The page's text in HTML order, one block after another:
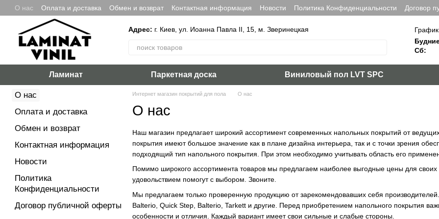
Перейти к основному контенту
О нас Оплата и доставка Обмен и возврат Контактная информация Новости Политика Конфиденциальности Договор
Адрес: г. Киев, ул. Иоанна Павла ІІ, 15, м. Зверинецкая
Сб:
Ламинат Паркетная доска Виниловый пол LVT SPC
Интернет магазин покрытий для пола О нас
О нас
Наш магазин предлагает широкий ассортимент современных напольных покрытий от
покрытия имеют большое значение как в плане дизайна интерьера, так и с точки зрения
подходящий тип напольного покрытия. При этом необходимо учитывать область его
Помимо широкого ассортимента товаров мы предлагаем наиболее выгодные цены для своих
удовольствием помогут с выбором. Звоните.
Мы предлагаем только проверенную продукцию от зарекомендовавших себя
Balterio, Quick Step, Balterio, Tarkett и другие. Перед приобретением напольного покрытия
особенности и отличия. Каждый вариант имеет свои сильные и слабые стороны.
О нас
Оплата и доставка
Обмен и возврат
Контактная информация
Новости
Политика
Конфиденциальности
Договор публичной оферты